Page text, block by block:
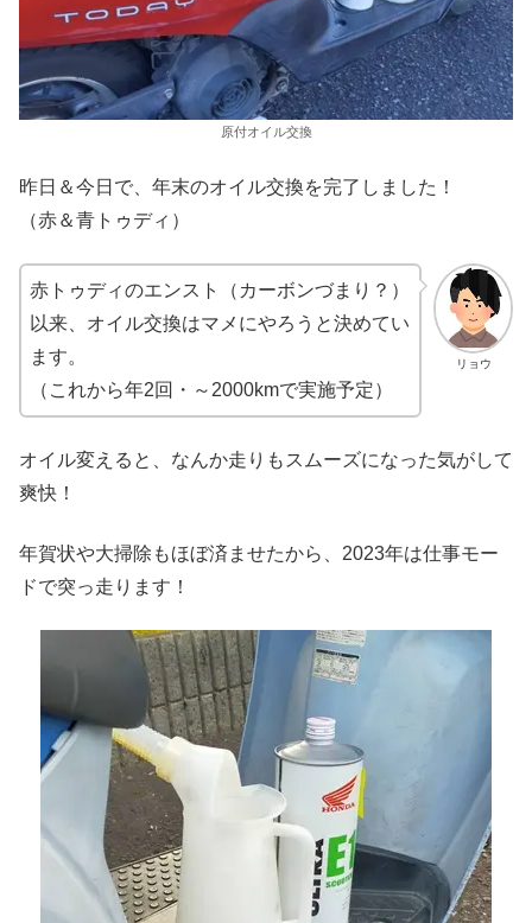
原付オイル交換
昨日＆今日で、年末のオイル交換を完了しました！
（赤＆青トゥディ）
リョウ
赤トゥディのエンスト（カーボンづまり？）
以来、オイル交換はマメにやろうと決めてい
ます。
（これから年2回・～2000kmで実施予定）
オイル変えると、なんか走りもスムーズになった気がして
爽快！
年賀状や大掃除もほぼ済ませたから、2023年は仕事モー
ドで突っ走ります！